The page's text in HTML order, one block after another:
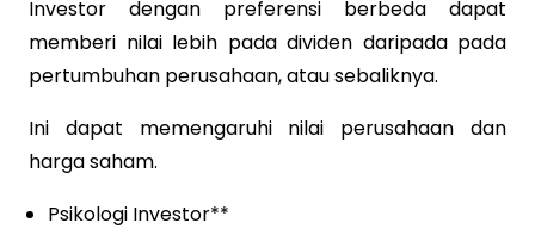
Investor dengan preferensi berbeda dapat
memberi nilai lebih pada dividen daripada pada
pertumbuhan perusahaan, atau sebaliknya.
Ini dapat memengaruhi nilai perusahaan dan
harga saham.
Psikologi Investor**